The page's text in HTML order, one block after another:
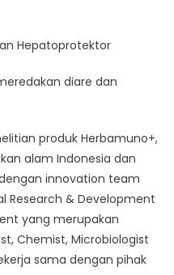
Hepatoprotektor
diare dan
produk Herbamuno+,
alam Indonesia dan
innovation team
Research & Development
yang merupakan
Chemist, Microbiologist
sama dengan pihak